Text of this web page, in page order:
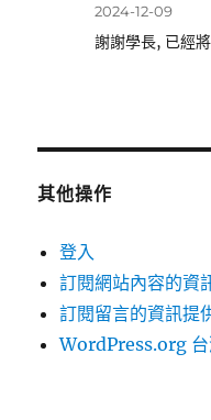
2024-12-09
謝謝學長, 已經
其他操作
登入
訂閱網站內容的資
訂閱留言的資訊提
WordPress.org 台